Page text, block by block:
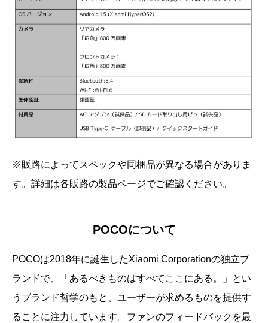
※販路によってスペックや同梱品が異なる場合がありま
す。詳細は各販路の製品ページでご確認ください。
POCOについて
POCOは2018年に誕生したXiaomi Corporationの独立ブ
ランドで、「あるべきものはすべてここにある。」とい
うブランド哲学のもと、ユーザーが求めるものを提供す
ることに注力しています。ファンのフィードバックを最